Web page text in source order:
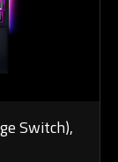
Switch),